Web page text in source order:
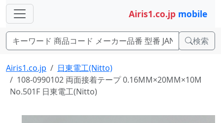
Airis1.co.jp mobile
検索
Airis1.co.jp
日東電工(Nitto)
108-0990102 両面接着テープ 0.16MM×20MM×10M
No.501F 日東電工(Nitto)